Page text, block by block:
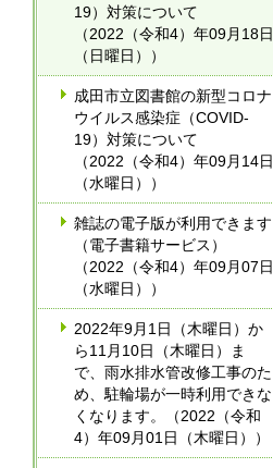
19）対策について
（2022（令和4）年09月18日
（日曜日））
成田市立図書館の新型コロナ
ウイルス感染症（COVID-
19）対策について
（2022（令和4）年09月14日
（水曜日））
雑誌の電子版が利用できます
（電子書籍サービス）
（2022（令和4）年09月07日
（水曜日））
2022年9月1日（木曜日）か
ら11月10日（木曜日）ま
で、雨水排水管改修工事のた
め、駐輪場が一時利用できな
くなります。（2022（令和
4）年09月01日（木曜日））